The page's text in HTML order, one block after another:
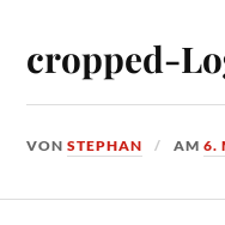
cropped-
VONSTEPHAN AM6.